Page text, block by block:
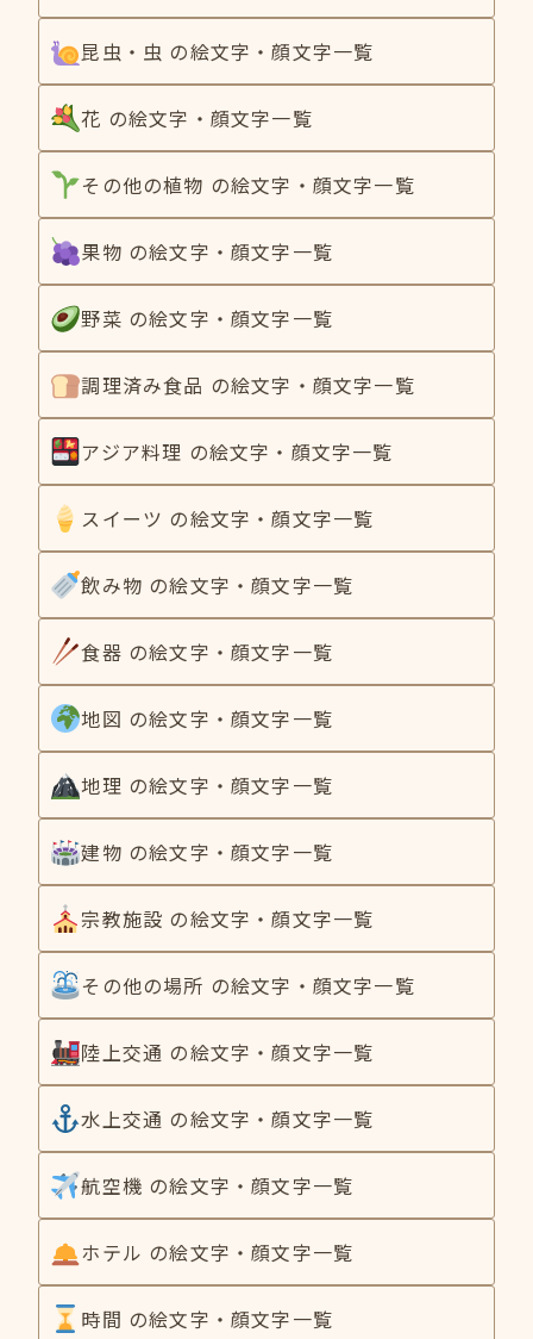
昆虫・虫 の絵文字・顔文字一覧
花 の絵文字・顔文字一覧
その他の植物 の絵文字・顔文字一覧
果物 の絵文字・顔文字一覧
野菜 の絵文字・顔文字一覧
調理済み食品 の絵文字・顔文字一覧
アジア料理 の絵文字・顔文字一覧
スイーツ の絵文字・顔文字一覧
飲み物 の絵文字・顔文字一覧
食器 の絵文字・顔文字一覧
地図 の絵文字・顔文字一覧
地理 の絵文字・顔文字一覧
建物 の絵文字・顔文字一覧
宗教施設 の絵文字・顔文字一覧
その他の場所 の絵文字・顔文字一覧
陸上交通 の絵文字・顔文字一覧
水上交通 の絵文字・顔文字一覧
航空機 の絵文字・顔文字一覧
ホテル の絵文字・顔文字一覧
時間 の絵文字・顔文字一覧